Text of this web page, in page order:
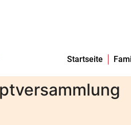
Startseite